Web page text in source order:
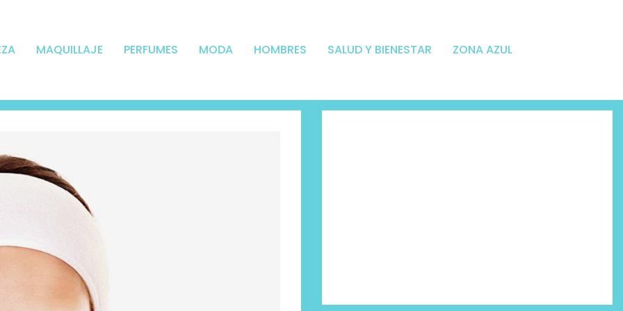
MAQUILLAJE PERFUMES MODA HOMBRES SALUD Y BIENESTAR ZONA AZUL